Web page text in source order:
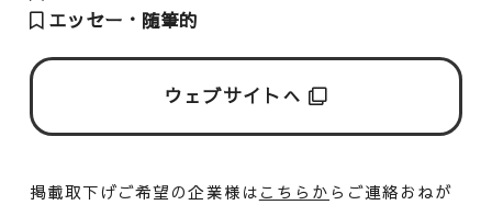
エッセー・随筆的
ウェブサイトへ
掲載取下げご希望の企業様は こちらか らご連絡おねが